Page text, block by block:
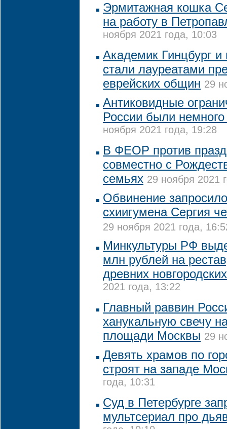
Эрмитажная кошка
на работу в
ноября 2021 года, 10:03
Академик Гинцбург
стали лауреатами
еврейских общин 29
Антиковидные
России были
ноября 2021 года, 19:28
В ФЕОР против
совместно с
семьях 29 ноября 2021
Обвинение
схиигумена Сергия
29 ноября 2021 года,
Минкультуры РФ
млн рублей на
древних
2021 года, 13:22
Главный раввин
ханукальную свечу
площади Москвы 29
Девять храмов по
строят на западе
года, 10:31
Суд в Петербурге
мультсериал про